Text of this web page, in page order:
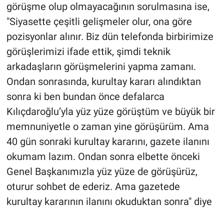
görüşme olup olmayacağının sorulmasına ise,
"Siyasette çeşitli gelişmeler olur, ona göre
pozisyonlar alınır. Biz dün telefonda birbirimize
görüşlerimizi ifade ettik, şimdi teknik
arkadaşların görüşmelerini yapma zamanı.
Ondan sonrasında, kurultay kararı alındıktan
sonra ki ben bundan önce defalarca
Kılıçdaroğlu’yla yüz yüze görüştüm ve büyük bir
memnuniyetle o zaman yine görüşürüm. Ama
40 gün sonraki kurultay kararını, gazete ilanını
okumam lazım. Ondan sonra elbette önceki
Genel Başkanımızla yüz yüze de görüşürüz,
oturur sohbet de ederiz. Ama gazetede
kurultay kararının ilanını okuduktan sonra" diye